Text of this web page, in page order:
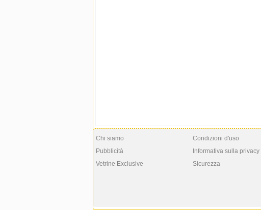
Chi siamo
Pubblicità
Vetrine Exclusive
Condizioni d'uso
Informativa sulla privacy
Sicurezza